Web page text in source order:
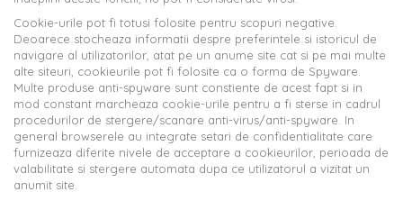
Cookie-urile pot fi totusi folosite pentru scopuri negative.
Deoarece stocheaza informatii despre preferintele si istoricul de
navigare al utilizatorilor, atat pe un anume site cat si pe mai multe
alte siteuri, cookieurile pot fi folosite ca o forma de Spyware.
Multe produse anti-spyware sunt constiente de acest fapt si in
mod constant marcheaza cookie-urile pentru a fi sterse in cadrul
procedurilor de stergere/scanare anti-virus/anti-spyware. In
general browserele au integrate setari de confidentialitate care
furnizeaza diferite nivele de acceptare a cookieurilor, perioada de
valabilitate si stergere automata dupa ce utilizatorul a vizitat un
anumit site.